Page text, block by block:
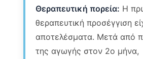
Θεραπευτική πορεία: Η
θεραπευτική προσέγγιση
αποτελέσματα. Μετά από
της αγωγής στον 2ο μήνα,